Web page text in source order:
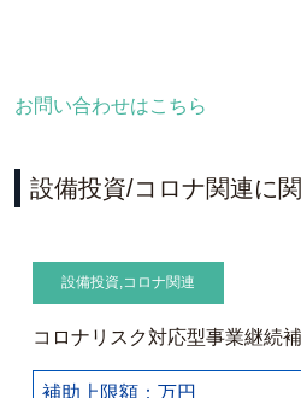
お問い合わせはこちら
設備投資/コロナ関連に
設備投資,コロナ関連
コロナリスク対応型事業継続
補助上限額：万円